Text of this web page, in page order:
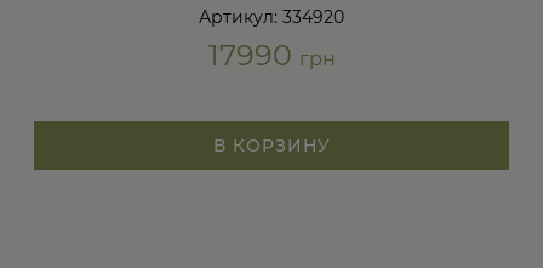
Артикул: 334920
17990 грн
В КОРЗИНУ